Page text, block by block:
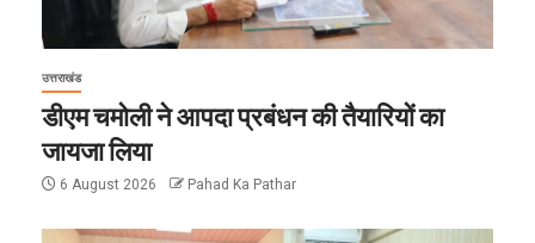
उत्तराखंड
डीएम चमोली ने आपदा प्रबंधन की तैयारियों का
जायजा लिया
6 August 2026 Pahad Ka Pathar